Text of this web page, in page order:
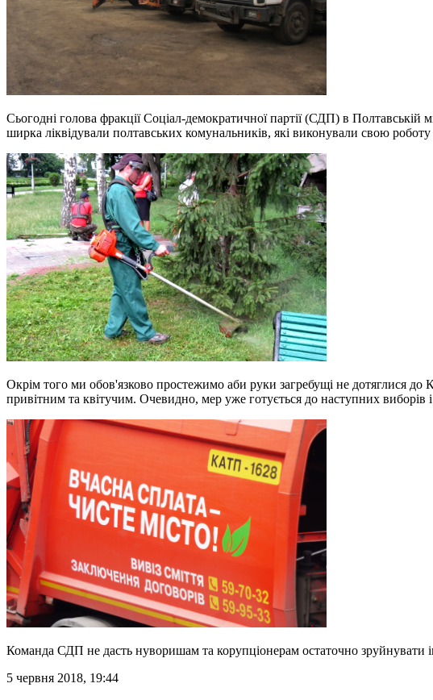
Сьогодні голова фракції Соціал-демократичної партії (СДП) в
ширка ліквідували полтавських комунальників, які виконували свою
Окрім того ми обов'язково простежимо аби руки загребущі не дотяглися
привітним та квітучим. Очевидно, мер уже готується до наступних виборів
Команда СДП не дасть нуворишам та корупціонерам остаточно зруйнувати
5 червня 2018, 19:44